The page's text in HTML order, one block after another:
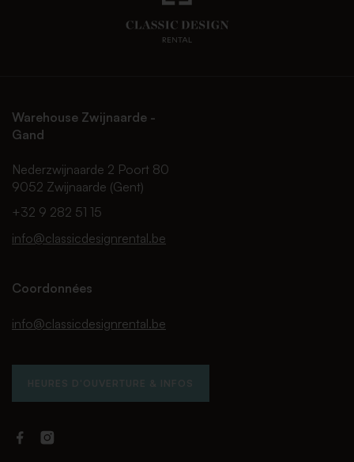
Warehouse Zwijnaarde -
Gand
Nederzwijnaarde 2 Poort 80
9052 Zwijnaarde (Gent)
+32 9 282 51 15
info@classicdesignrental.be
Coordonnées
info@classicdesignrental.be
HEURES D'OUVERTURE & INFOS
FacebookInstagram